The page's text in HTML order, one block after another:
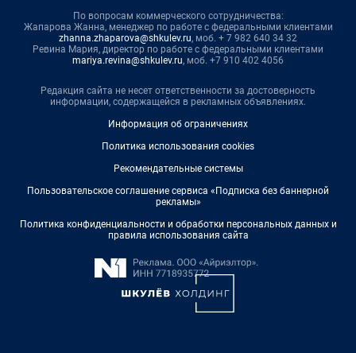
По вопросам коммерческого сотрудничества:
Жапарова Жанна, менеджер по работе с федеральными клиентами
zhanna.zhaparova@shkulev.ru, моб. + 7 982 640 34 32
Ревина Мария, директор по работе с федеральными клиентами
mariya.revina@shkulev.ru, моб. +7 910 402 4056
Редакция сайта не несет ответственности за достоверность
информации, содержащейся в рекламных объявлениях.
Информация об ограничениях
Политика использования cookies
Рекомендательные системы
Пользовательское соглашение сервиса «Подписка без баннерной
рекламы»
Политика конфиденциальности и обработки персональных данных и
правила использования сайта